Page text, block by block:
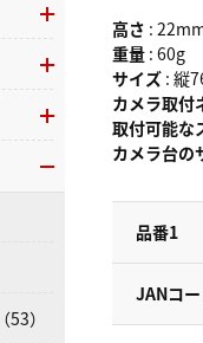
高さ :
重量 : 60g
サイズ : 縦
カメラ取付
取付可能な
カメラ台の
品番1
JANコ
）